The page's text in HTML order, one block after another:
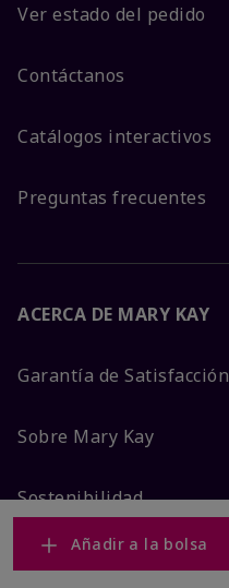
Añadir a la bolsa
Ver estado del pedido
Contáctanos
Catálogos interactivos
Preguntas frecuentes
ACERCA DE MARY KAY
Garantía de Satisfacción
Sobre Mary Kay
Sostenibilidad
Promesa De Producto